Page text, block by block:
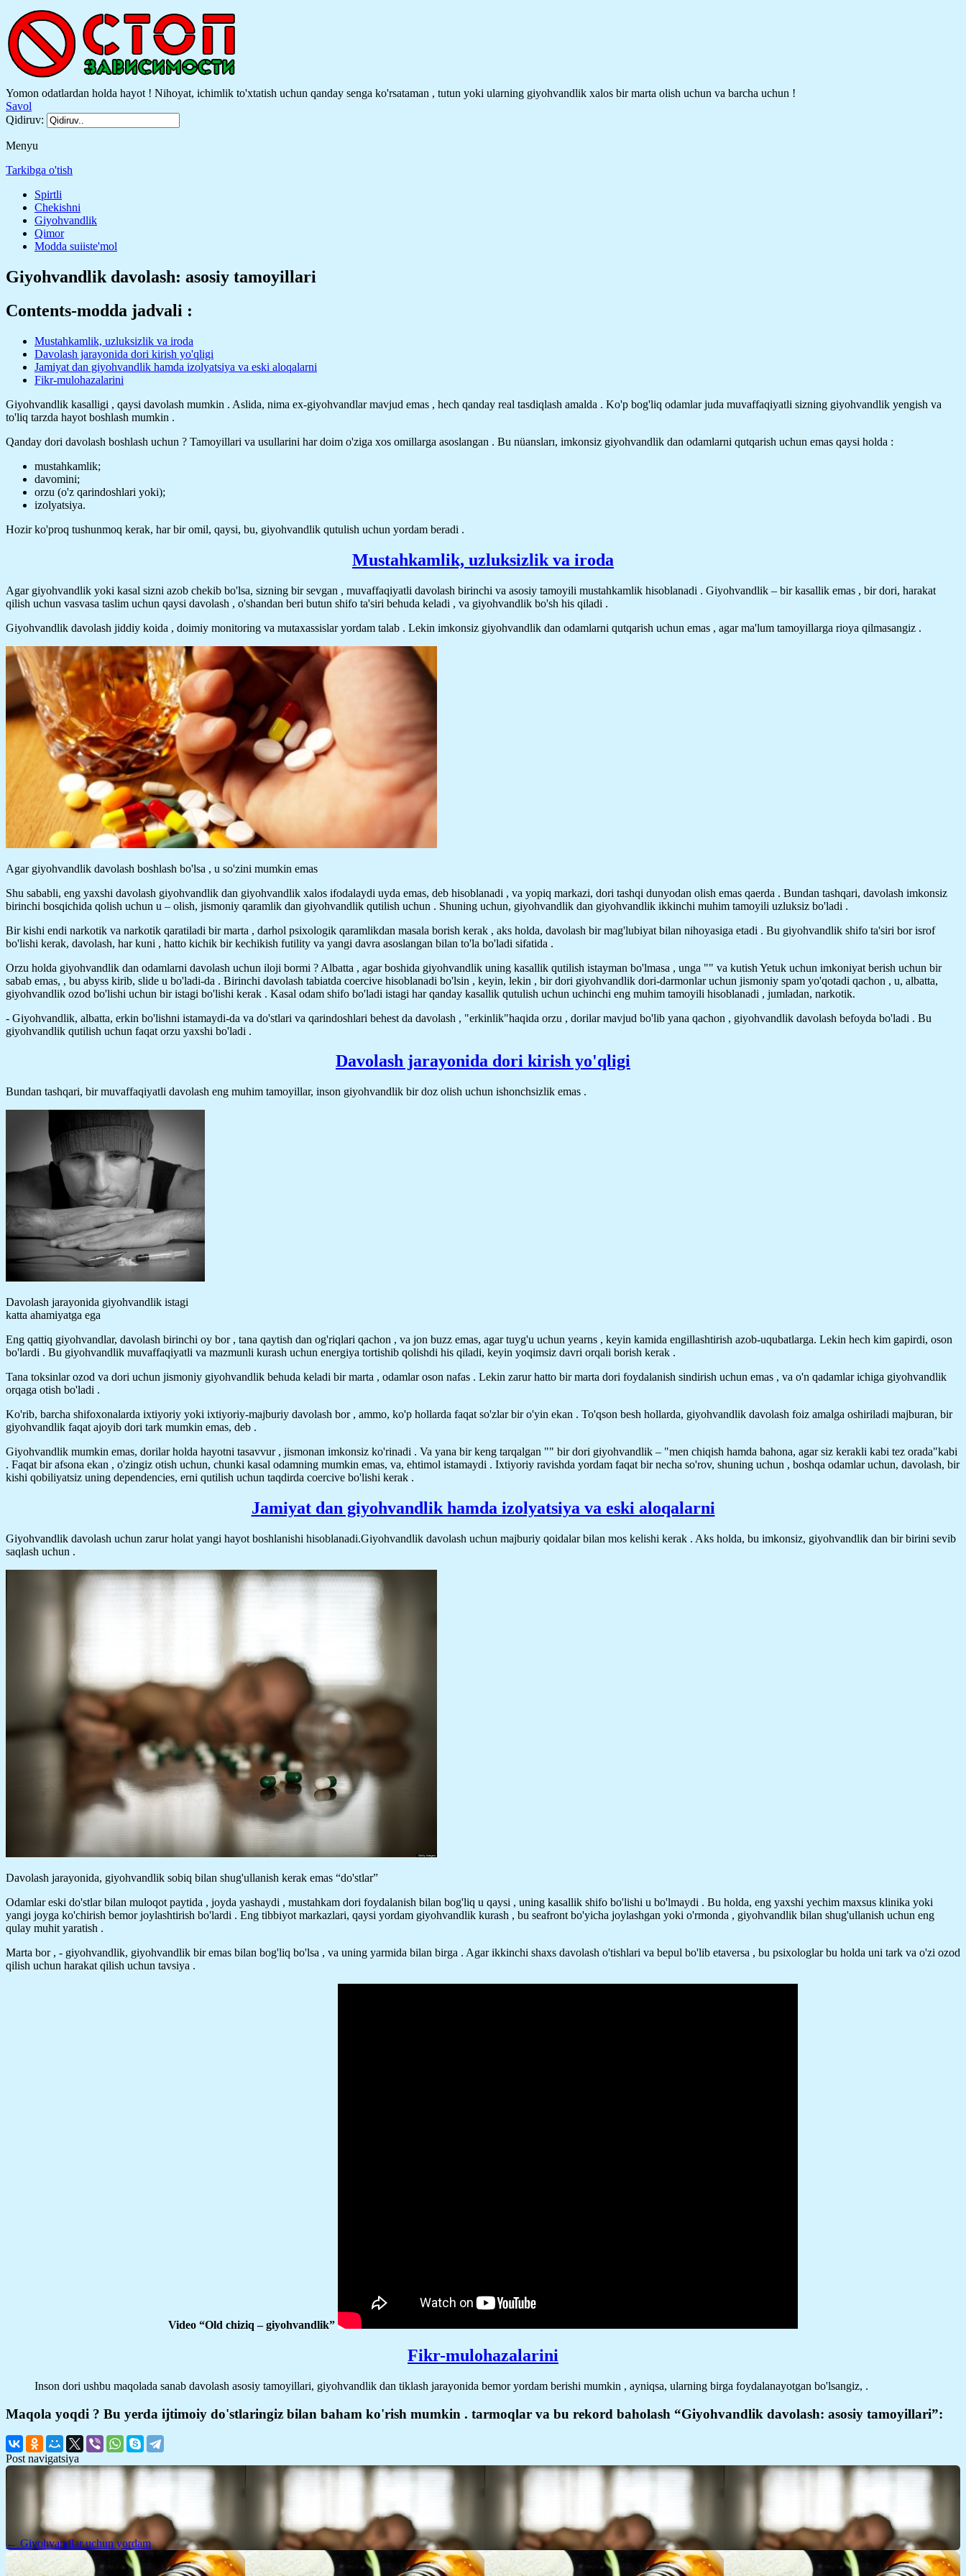
Yomon odatlardan holda hayot ! Nihoyat, ichimlik to'xtatish uchun qanday senga ko'rsataman , tutun yoki ularning giyohvandlik xalos bir marta olish uchun va barcha uchun !
Savol
Qidiruv:
Menyu
Tarkibga o'tish
Spirtli
Chekishni
Giyohvandlik
Qimor
Modda suiiste'mol
Giyohvandlik davolash: asosiy tamoyillari
Contents-modda jadvali :
Mustahkamlik, uzluksizlik va iroda
Davolash jarayonida dori kirish yo'qligi
Jamiyat dan giyohvandlik hamda izolyatsiya va eski aloqalarni
Fikr-mulohazalarini
Giyohvandlik kasalligi , qaysi davolash mumkin . Aslida, nima ex-giyohvandlar mavjud emas , hech qanday real tasdiqlash amalda . Ko'p bog'liq odamlar juda muvaffaqiyatli sizning giyohvandlik yengish va
to'liq tarzda hayot boshlash mumkin .
Qanday dori davolash boshlash uchun ? Tamoyillari va usullarini har doim o'ziga xos omillarga asoslangan . Bu nüansları, imkonsiz giyohvandlik dan odamlarni qutqarish uchun emas qaysi holda :
mustahkamlik;
davomini;
orzu (o'z qarindoshlari yoki);
izolyatsiya.
Hozir ko'proq tushunmoq kerak, har bir omil, qaysi, bu, giyohvandlik qutulish uchun yordam beradi .
Mustahkamlik, uzluksizlik va iroda
Agar giyohvandlik yoki kasal sizni azob chekib bo'lsa, sizning bir sevgan , muvaffaqiyatli davolash birinchi va asosiy tamoyili mustahkamlik hisoblanadi . Giyohvandlik – bir kasallik emas , bir dori, harakat
qilish uchun vasvasa taslim uchun qaysi davolash , o'shandan beri butun shifo ta'siri behuda keladi , va giyohvandlik bo'sh his qiladi .
Giyohvandlik davolash jiddiy koida , doimiy monitoring va mutaxassislar yordam talab . Lekin imkonsiz giyohvandlik dan odamlarni qutqarish uchun emas , agar ma'lum tamoyillarga rioya qilmasangiz .
Agar giyohvandlik davolash boshlash bo'lsa , u so'zini mumkin emas
Shu sababli, eng yaxshi davolash giyohvandlik dan giyohvandlik xalos ifodalaydi uyda emas, deb hisoblanadi , va yopiq markazi, dori tashqi dunyodan olish emas qaerda . Bundan tashqari, davolash imkonsiz
birinchi bosqichida qolish uchun u – olish, jismoniy qaramlik dan giyohvandlik qutilish uchun . Shuning uchun, giyohvandlik dan giyohvandlik ikkinchi muhim tamoyili uzluksiz bo'ladi .
Bir kishi endi narkotik va narkotik qaratiladi bir marta , darhol psixologik qaramlikdan masala borish kerak , aks holda, davolash bir mag'lubiyat bilan nihoyasiga etadi . Bu giyohvandlik shifo ta'siri bor isrof
bo'lishi kerak, davolash, har kuni , hatto kichik bir kechikish futility va yangi davra asoslangan bilan to'la bo'ladi sifatida .
Orzu holda giyohvandlik dan odamlarni davolash uchun iloji bormi ? Albatta , agar boshida giyohvandlik uning kasallik qutilish istayman bo'lmasa , unga "" va kutish Yetuk uchun imkoniyat berish uchun bir
sabab emas, , bu abyss kirib, slide u bo'ladi-da . Birinchi davolash tabiatda coercive hisoblanadi bo'lsin , keyin, lekin , bir dori giyohvandlik dori-darmonlar uchun jismoniy spam yo'qotadi qachon , u, albatta,
giyohvandlik ozod bo'lishi uchun bir istagi bo'lishi kerak . Kasal odam shifo bo'ladi istagi har qanday kasallik qutulish uchun uchinchi eng muhim tamoyili hisoblanadi , jumladan, narkotik.
- Giyohvandlik, albatta, erkin bo'lishni istamaydi-da va do'stlari va qarindoshlari behest da davolash , "erkinlik"haqida orzu , dorilar mavjud bo'lib yana qachon , giyohvandlik davolash befoyda bo'ladi . Bu
giyohvandlik qutilish uchun faqat orzu yaxshi bo'ladi .
Davolash jarayonida dori kirish yo'qligi
Bundan tashqari, bir muvaffaqiyatli davolash eng muhim tamoyillar, inson giyohvandlik bir doz olish uchun ishonchsizlik emas .
Davolash jarayonida giyohvandlik istagi
katta ahamiyatga ega
Eng qattiq giyohvandlar, davolash birinchi oy bor , tana qaytish dan og'riqlari qachon , va jon buzz emas, agar tuyg'u uchun yearns , keyin kamida engillashtirish azob-uqubatlarga. Lekin hech kim gapirdi, oson
bo'lardi . Bu giyohvandlik muvaffaqiyatli va mazmunli kurash uchun energiya tortishib qolishdi his qiladi, keyin yoqimsiz davri orqali borish kerak .
Tana toksinlar ozod va dori uchun jismoniy giyohvandlik behuda keladi bir marta , odamlar oson nafas . Lekin zarur hatto bir marta dori foydalanish sindirish uchun emas , va o'n qadamlar ichiga giyohvandlik
orqaga otish bo'ladi .
Ko'rib, barcha shifoxonalarda ixtiyoriy yoki ixtiyoriy-majburiy davolash bor , ammo, ko'p hollarda faqat so'zlar bir o'yin ekan . To'qson besh hollarda, giyohvandlik davolash foiz amalga oshiriladi majburan, bir
giyohvandlik faqat ajoyib dori tark mumkin emas, deb .
Giyohvandlik mumkin emas, dorilar holda hayotni tasavvur , jismonan imkonsiz ko'rinadi . Va yana bir keng tarqalgan "" bir dori giyohvandlik – "men chiqish hamda bahona, agar siz kerakli kabi tez orada"kabi
. Faqat bir afsona ekan , o'zingiz otish uchun, chunki kasal odamning mumkin emas, va, ehtimol istamaydi . Ixtiyoriy ravishda yordam faqat bir necha so'rov, shuning uchun , boshqa odamlar uchun, davolash, bir
kishi qobiliyatsiz uning dependencies, erni qutilish uchun taqdirda coercive bo'lishi kerak .
Jamiyat dan giyohvandlik hamda izolyatsiya va eski aloqalarni
Giyohvandlik davolash uchun zarur holat yangi hayot boshlanishi hisoblanadi.Giyohvandlik davolash uchun majburiy qoidalar bilan mos kelishi kerak . Aks holda, bu imkonsiz, giyohvandlik dan bir birini sevib
saqlash uchun .
Davolash jarayonida, giyohvandlik sobiq bilan shug'ullanish kerak emas “do'stlar”
Odamlar eski do'stlar bilan muloqot paytida , joyda yashaydi , mustahkam dori foydalanish bilan bog'liq u qaysi , uning kasallik shifo bo'lishi u bo'lmaydi . Bu holda, eng yaxshi yechim maxsus klinika yoki
yangi joyga ko'chirish bemor joylashtirish bo'lardi . Eng tibbiyot markazlari, qaysi yordam giyohvandlik kurash , bu seafront bo'yicha joylashgan yoki o'rmonda , giyohvandlik bilan shug'ullanish uchun eng
qulay muhit yaratish .
Marta bor , - giyohvandlik, giyohvandlik bir emas bilan bog'liq bo'lsa , va uning yarmida bilan birga . Agar ikkinchi shaxs davolash o'tishlari va bepul bo'lib etaversa , bu psixologlar bu holda uni tark va o'zi ozod
qilish uchun harakat qilish uchun tavsiya .
Video “Old chiziq – giyohvandlik”
Fikr-mulohazalarini
Inson dori ushbu maqolada sanab davolash asosiy tamoyillari, giyohvandlik dan tiklash jarayonida bemor yordam berishi mumkin , ayniqsa, ularning birga foydalanayotgan bo'lsangiz, .
Maqola yoqdi ? Bu yerda ijtimoiy do'stlaringiz bilan baham ko'rish mumkin . tarmoqlar va bu rekord baholash “Giyohvandlik davolash: asosiy tamoyillari”:
Post navigatsiya
← Giyohvandlar uchun yordam